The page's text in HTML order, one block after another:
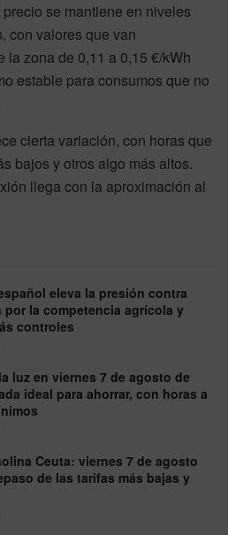
se mantiene en niveles
con valores que van
la zona de 0,11 a 0,15 €/kWh
estable para consumos que no
cierta variación, con horas que
bajos y otros algo más altos.
llega con la aproximación al
eleva la presión contra
por la competencia agrícola y
controles
luz en viernes 7 de agosto de
ideal para ahorrar, con horas a
Ceuta: viernes 7 de agosto
de las tarifas más bajas y